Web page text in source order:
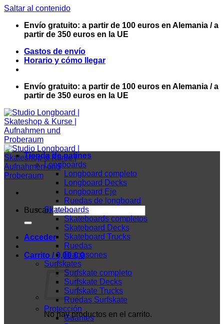
Saltar al contenido
Envío gratuito: a partir de 100 euros en Alemania / a
partir de 350 euros en la UE
Gastos de envío
Horario y cómo llegar
Envío gratuito: a partir de 100 euros en Alemania / a
partir de 350 euros en la UE
Buscar:
Acceder
Carrito /0,00€ 0
No hay productos en el carrito.
Tienda de patines
Longboards
Longboard completo
Longboard Decks
Longboard Eje
Ruedas de longboard
Skateboards
Skateboards completos
Skateboard Decks
Skateboard Trucks
Ruedas
Diapasones
Surfskates
Surfskate completo
Surfskate Decks
Surfskate Trucks
Ruedas Surfskate
Protección
Guantes